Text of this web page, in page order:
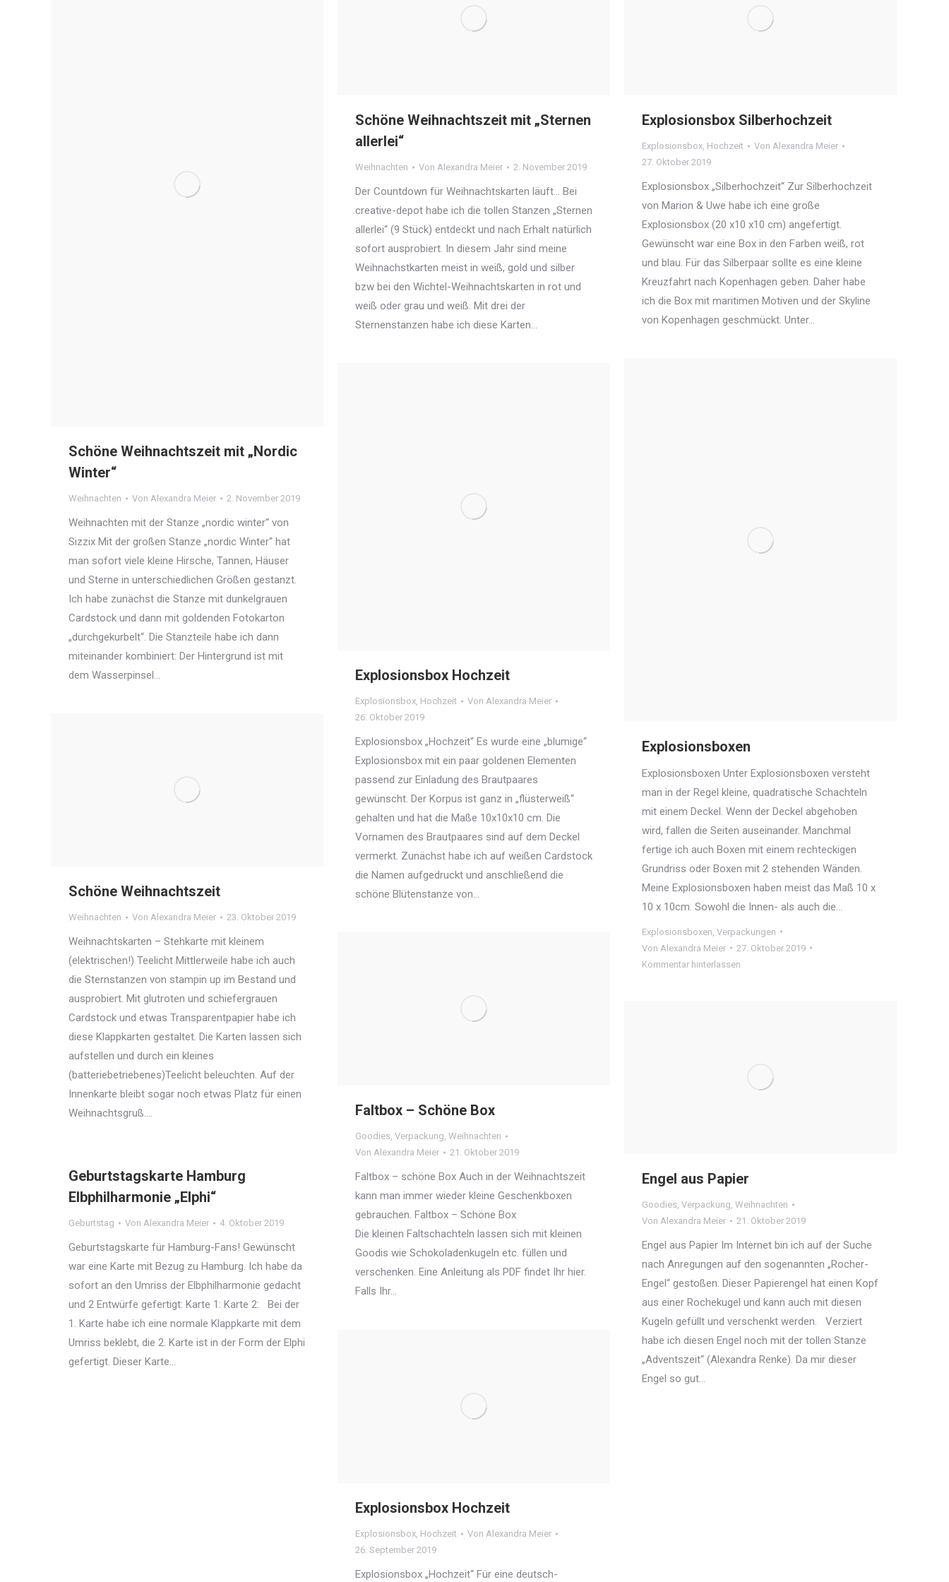
Schöne Weihnachtszeit mit „Nordic
Winter“
Weihnachten Von Alexandra Meier 2. November 2019
Weihnachten mit der Stanze „nordic winter“ von
Sizzix Mit der großen Stanze „nordic Winter“ hat
man sofort viele kleine Hirsche, Tannen, Häuser
und Sterne in unterschiedlichen Größen gestanzt.
Ich habe zunächst die Stanze mit dunkelgrauen
Cardstock und dann mit goldenden Fotokarton
„durchgekurbelt“. Die Stanzteile habe ich dann
miteinander kombiniert: Der Hintergrund ist mit
dem Wasserpinsel…
Schöne Weihnachtszeit mit „Sternen
allerlei“
Weihnachten Von Alexandra Meier 2. November 2019
Der Countdown für Weihnachtskarten läuft… Bei
creative-depot habe ich die tollen Stanzen „Sternen
allerlei“ (9 Stück) entdeckt und nach Erhalt natürlich
sofort ausprobiert. In diesem Jahr sind meine
Weihnachstkarten meist in weiß, gold und silber
bzw bei den Wichtel-Weihnachtskarten in rot und
weiß oder grau und weiß. Mit drei der
Sternenstanzen habe ich diese Karten…
Explosionsbox Silberhochzeit
Explosionsbox, Hochzeit Von Alexandra Meier
27. Oktober 2019
Explosionsbox „Silberhochzeit“ Zur Silberhochzeit
von Marion & Uwe habe ich eine große
Explosionsbox (20 x10 x10 cm) angefertigt.
Gewünscht war eine Box in den Farben weiß, rot
und blau. Für das Silberpaar sollte es eine kleine
Kreuzfahrt nach Kopenhagen geben. Daher habe
ich die Box mit maritimen Motiven und der Skyline
von Kopenhagen geschmückt. Unter…
Explosionsboxen
Explosionsboxen Unter Explosionsboxen versteht
man in der Regel kleine, quadratische Schachteln
mit einem Deckel. Wenn der Deckel abgehoben
wird, fallen die Seiten auseinander. Manchmal
fertige ich auch Boxen mit einem rechteckigen
Grundriss oder Boxen mit 2 stehenden Wänden.
Meine Explosionsboxen haben meist das Maß 10 x
10 x 10cm. Sowohl die Innen- als auch die…
Explosionsboxen Verpackungen
Von Alexandra Meier
27. Oktober 2019
Kommentar hinterlassen
Explosionsbox Hochzeit
Explosionsbox, Hochzeit Von Alexandra Meier
26. Oktober 2019
Explosionsbox „Hochzeit“ Es wurde eine „blumige“
Explosionsbox mit ein paar goldenen Elementen
passend zur Einladung des Brautpaares
gewünscht. Der Korpus ist ganz in „flüsterweiß“
gehalten und hat die Maße 10x10x10 cm. Die
Vornamen des Brautpaares sind auf dem Deckel
vermerkt. Zunächst habe ich auf weißen Cardstock
die Namen aufgedruckt und anschließend die
schöne Blütenstanze von…
Schöne Weihnachtszeit
Weihnachten Von Alexandra Meier 23. Oktober 2019
Weihnachtskarten – Stehkarte mit kleinem
(elektrischen!) Teelicht Mittlerweile habe ich auch
die Sternstanzen von stampin up im Bestand und
ausprobiert. Mit glutroten und schiefergrauen
Cardstock und etwas Transparentpapier habe ich
diese Klappkarten gestaltet. Die Karten lassen sich
aufstellen und durch ein kleines
(batteriebetriebenes)Teelicht beleuchten. Auf der
Innenkarte bleibt sogar noch etwas Platz für einen
Weihnachtsgruß.…
Faltbox – Schöne Box
Goodies, Verpackung, Weihnachten
Von Alexandra Meier 21. Oktober 2019
Faltbox – schöne Box Auch in der Weihnachtszeit
kann man immer wieder kleine Geschenkboxen
gebrauchen. Faltbox – Schöne Box
Die kleinen Faltschachteln lassen sich mit kleinen
Goodis wie Schokoladenkugeln etc. füllen und
verschenken. Eine Anleitung als PDF findet Ihr hier.
Falls Ihr…
Engel aus Papier
Goodies, Verpackung, Weihnachten
Von Alexandra Meier 21. Oktober 2019
Engel aus Papier Im Internet bin ich auf der Suche
nach Anregungen auf den sogenannten „Rocher-
Engel“ gestoßen. Dieser Papierengel hat einen Kopf
aus einer Rochekugel und kann auch mit diesen
Kugeln gefüllt und verschenkt werden. Verziert
habe ich diesen Engel noch mit der tollen Stanze
„Adventszeit“ (Alexandra Renke). Da mir dieser
Engel so gut…
Geburtstagskarte Hamburg
Elbphilharmonie „Elphi“
Geburtstag Von Alexandra Meier 4. Oktober 2019
Geburtstagskarte für Hamburg-Fans! Gewünscht
war eine Karte mit Bezug zu Hamburg. Ich habe da
sofort an den Umriss der Elbphilharmonie gedacht
und 2 Entwürfe gefertigt: Karte 1: Karte 2: Bei der
1. Karte habe ich eine normale Klappkarte mit dem
Umriss beklebt, die 2. Karte ist in der Form der Elphi
gefertigt. Dieser Karte…
Explosionsbox Hochzeit
Explosionsbox, Hochzeit Von Alexandra Meier
26. September 2019
Explosionsbox „Hochzeit“ Für eine deutsch-